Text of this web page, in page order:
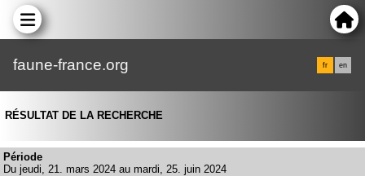
faune-france.org fr en
RÉSULTAT DE LA RECHERCHE
Période
Du jeudi, 21. mars 2024 au mardi, 25. juin 2024